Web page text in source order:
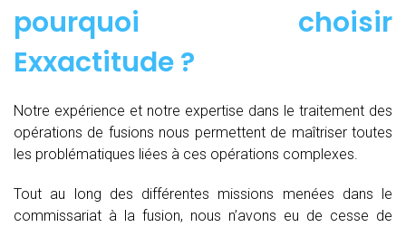
pourquoi choisir
Exxactitude ?
Notre expérience et notre expertise dans le traitement des
opérations de fusions nous permettent de maîtriser toutes
les problématiques liées à ces opérations complexes.
Tout au long des différentes missions menées dans le
commissariat à la fusion, nous n’avons eu de cesse de